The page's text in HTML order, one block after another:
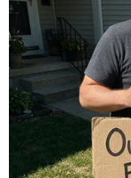
công an cơ sở
người dân
Bộ Y tế.
Với các doanh
thực hiện xét
bảo các điều